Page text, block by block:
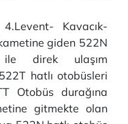
4.Levent- Kavacık-
giden 522N
direk ulaşım
hatlı otobüsleri
Otobüs durağına
gitmekte olan